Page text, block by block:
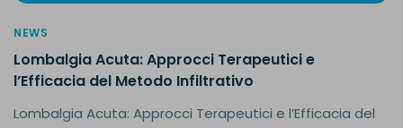
NEWS
Lombalgia Acuta: Approcci Terapeutici e
l’Efficacia del Metodo Infiltrativo
Lombalgia Acuta: Approcci Terapeutici e l’Efficacia del